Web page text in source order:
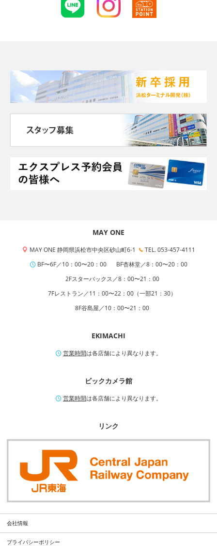
MAY ONE
MAY ONE 静岡県浜松市中央区砂山町6-1
TEL. 053-457-4111
BF〜6F／10：00〜20：00
BF杏林堂／8：00〜20：00
2Fスターバックス／8：00〜21：00
7Fレストラン／11：00〜22：00（一部21：30）
8F谷島屋／10：00〜21：00
EKIMACHI
営業時間は各店舗により異なります。
ビックカメラ館
営業時間は各店舗により異なります。
リンク
会社情報
プライバシーポリシー